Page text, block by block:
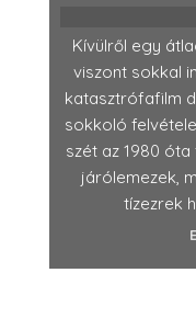
Kívülről egy
viszont sokkal
katasztrófafilm
sokkoló
szét az 1980
járólemezek,
tízezrek